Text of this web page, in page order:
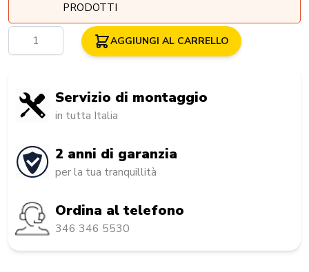
PRODOTTI
Quantità AGGIUNGI AL CARRELLO
Servizio di montaggio
in tutta Italia
2 anni di garanzia
per la tua tranquillità
Ordina al telefono
346 346 5530